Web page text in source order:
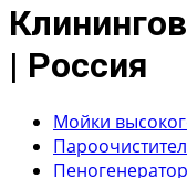
| Россия
Мойки